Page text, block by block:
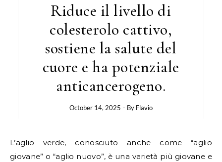
Riduce il livello di
colesterolo cattivo,
sostiene la salute del
cuore e ha potenziale
anticancerogeno.
October 14, 2025 - By Flavio
L’aglio verde, conosciuto anche come “aglio
giovane” o “aglio nuovo”, è una varietà più giovane e